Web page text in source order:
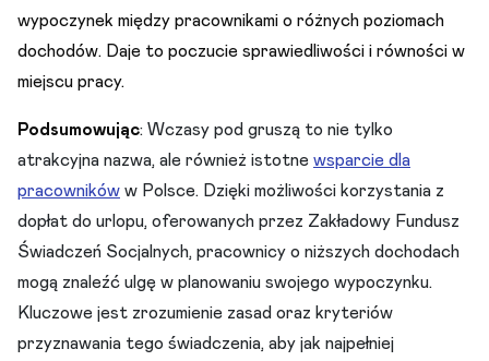
wypoczynek między pracownikami o różnych poziomach
dochodów. Daje to poczucie sprawiedliwości i równości w
miejscu pracy.
Podsumowując: Wczasy pod gruszą to nie tylko
atrakcyjna nazwa, ale również istotne wsparcie dla
pracowników w Polsce. Dzięki możliwości korzystania z
dopłat do urlopu, oferowanych przez Zakładowy Fundusz
Świadczeń Socjalnych, pracownicy o niższych dochodach
mogą znaleźć ulgę w planowaniu swojego wypoczynku.
Kluczowe jest zrozumienie zasad oraz kryteriów
przyznawania tego świadczenia, aby jak najpełniej